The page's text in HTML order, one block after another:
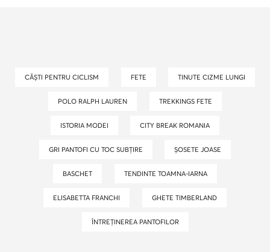
CĂȘTI PENTRU CICLISM FETE TINUTE CIZME LUNGI
POLO RALPH LAUREN TREKKINGS FETE
ISTORIA MODEI CITY BREAK ROMANIA
GRI PANTOFI CU TOC SUBȚIRE ȘOSETE JOASE
BASCHET TENDINTE TOAMNA-IARNA
ELISABETTA FRANCHI GHETE TIMBERLAND
ÎNTREȚINEREA PANTOFILOR